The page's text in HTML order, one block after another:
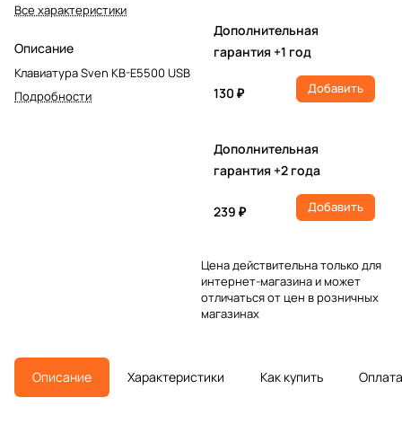
Все характеристики
Описание
Клавиатура Sven KB-E5500 USB
Подробности
Дополнительная
гарантия +1 год
130 ₽ Добавить
Дополнительная
гарантия +2 года
239 ₽ Добавить
Цена действительна только для
интернет-магазина и может
отличаться от цен в розничных
магазинах
Описание Характеристики Как купить Оплата